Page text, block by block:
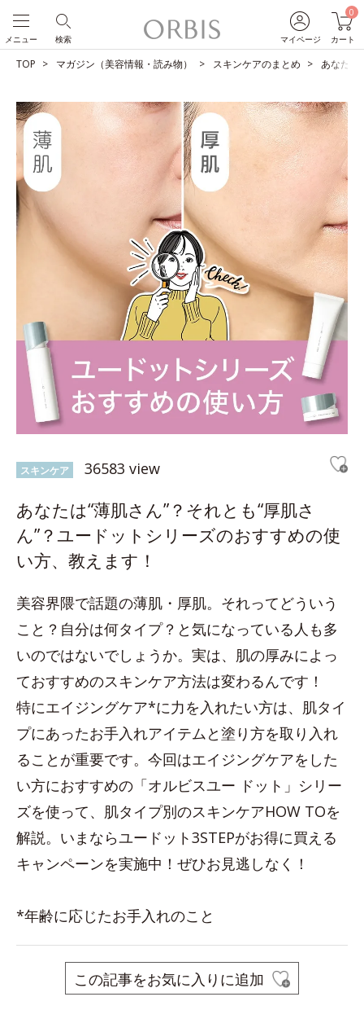
マイページ
0
カート
検索
メニュー
TOP マガジン（美容情報・読み物） スキンケアのまとめ あなたは
スキンケア 36583 view
あなたは“薄肌さん”？それとも“厚肌さ
ん”？ユードットシリーズのおすすめの使
い方、教えます！
美容界隈で話題の薄肌・厚肌。それってどういう
こと？自分は何タイプ？と気になっている人も多
いのではないでしょうか。実は、肌の厚みによっ
ておすすめのスキンケア方法は変わるんです！
特にエイジングケア*に力を入れたい方は、肌タイ
プにあったお手入れアイテムと塗り方を取り入れ
ることが重要です。今回はエイジングケアをした
い方におすすめの「オルビスユー ドット」シリー
ズを使って、肌タイプ別のスキンケアHOW TOを
解説。いまならユードット3STEPがお得に買える
キャンペーンを実施中！ぜひお見逃しなく！
*年齢に応じたお手入れのこと
この記事をお気に入りに追加